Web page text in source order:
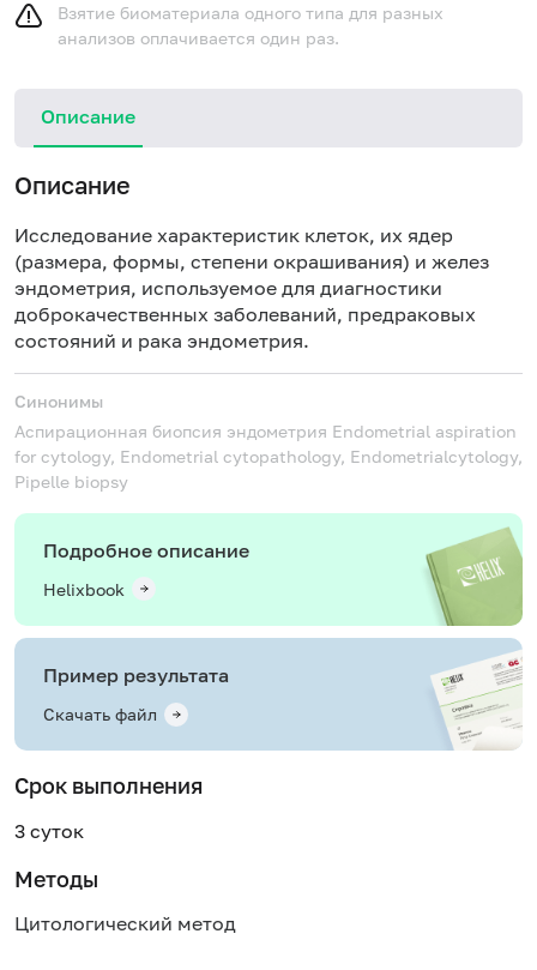
Взятие биоматериала одного типа для разных
анализов оплачивается один раз.
Описание
Описание
Исследование характеристик клеток, их ядер
(размера, формы, степени окрашивания) и желез
эндометрия, используемое для диагностики
доброкачественных заболеваний, предраковых
состояний и рака эндометрия.
Синонимы
Аспирационная биопсия эндометрия Endometrial aspiration
for cytology, Endometrial cytopathology, Endometrialcytology,
Pipelle biopsy
Подробное описание
Helixbook
Пример результата
Скачать файл
Срок выполнения
3 суток
Методы
Цитологический метод